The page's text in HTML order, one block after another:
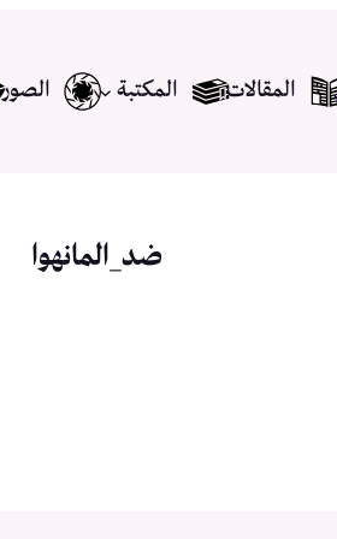
المقالات المكتبة الصور
ضد_المانهوا